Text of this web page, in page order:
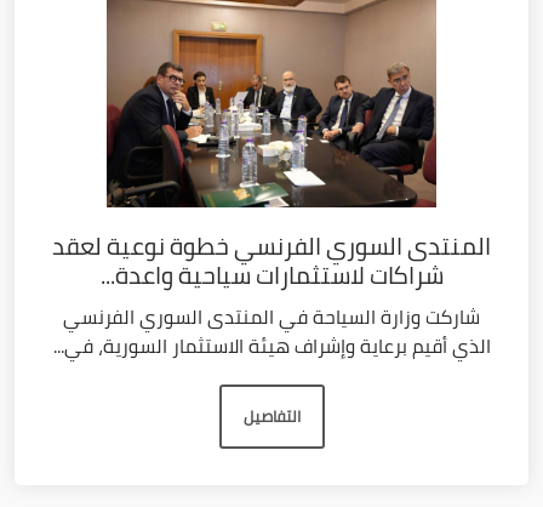
المنتدى السوري الفرنسي خطوة نوعية لعقد
شراكات لاستثمارات سياحية واعدة...
شاركت وزارة السياحة في المنتدى السوري الفرنسي
الذي أقيم برعاية وإشراف هيئة الاستثمار السورية، في...
التفاصيل